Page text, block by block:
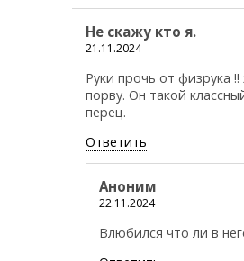
Не скажу кто я.
21.11.2024
Руки прочь от физрука !!
порву. Он такой
перец.
Ответить
Аноним
22.11.2024
Влюбился что ли в